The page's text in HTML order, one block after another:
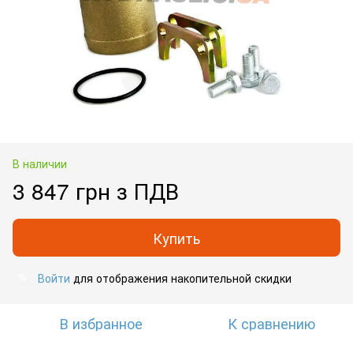
В наличии
3 847 грн з ПДВ
Купить
Войти для отображения накопительной скидки
В избранное К сравнению